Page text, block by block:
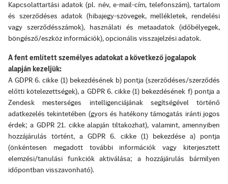
Kapcsolattartási adatok (pl. név, e-mail-cím, telefonszám), tartalom
és szerződéses adatok (hibajegy-szövegek, mellékletek, rendelési
vagy szerződésszámok), használati és metaadatok (időbélyegek,
böngésző/eszköz információk), opcionális visszajelzési adatok.
A fent említett személyes adatokat a következő jogalapok
alapján kezeljük:
A GDPR 6. cikke (1) bekezdésének b) pontja (szerződéses/szerződés
előtti kötelezettségek), a GDPR 6. cikke (1) bekezdésének f) pontja a
Zendesk mesterséges intelligenciájának segítségével történő
adatkezelés tekintetében (gyors és hatékony támogatás iránti jogos
érdek; a GDPR 21. cikke alapján tiltakozhat), valamint, amennyiben
hozzájárulás történt, a GDPR 6. cikke (1) bekezdése a) pontja
(önkéntesen megadott további információk vagy kiterjesztett
elemzési/tanulási funkciók aktiválása; a hozzájárulás bármilyen
időpontban visszavonható).